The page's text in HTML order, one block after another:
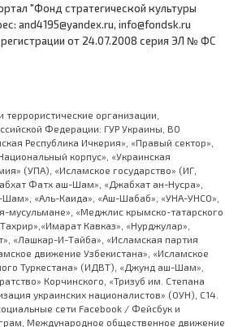
"Фонд стратегической культуры
and4195@yandex.ru, info@fondsk.ru
регистрации от 24.07.2008 серия ЭЛ № ФС
террористические организации,
Федерации: ГУР Украины, ВО
Республика Ичкерия», «Правый сектор»,
корпус», «Украинская
(УПА), «Исламское государство» (ИГ,
Фатх аш-Шам», «Джабхат ан-Нусра»,
«Аль-Каида», «Аш-Шабаб», «УНА-УНСО»,
мусульмане», «Меджлис крымско-татарского
Кавказ», «Нурджулар»,
«Лашкар-И-Тайба», «Исламская партия
движение Узбекистана», «Исламское
Туркестана» (ИДВТ), «Джунд аш-Шам»,
Корчинского, «Тризуб им. Степана
украинских националистов» (ОУН), С14.
сети Facebook / Фейсбук и
Международное общественное движение